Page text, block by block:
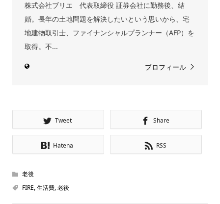
株式会社ブリエ 代表取締役 証券会社に勤務後、結
婚。長年の土地問題を解決したいという思いから、宅
地建物取引士、ファイナンシャルプランナー（AFP）を
取得。不...
プロフィール
Tweet Share
Hatena RSS
老後
FIRE,生活費,老後